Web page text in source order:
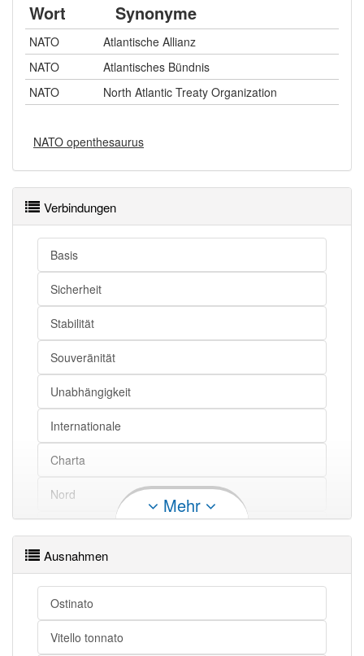
Wort Synonyme
NATO
Atlantische Allianz
NATO
Atlantisches Bündnis
NATO
North Atlantic Treaty Organization
NATO openthesaurus
Verbindungen
Basis
Sicherheit
Stabilität
Souveränität
Unabhängigkeit
Internationale
Charta
Nord
Mitgliedstaat
Hoheitsrecht
Verteidigungsbündnis
Mehr
Ausnahmen
Ostinato
Vitello tonnato